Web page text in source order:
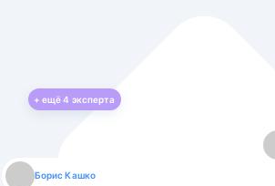
+ ещё4 эксперта
Борис Кашко
Юлия Изоитко
Александр Кулагин
Даниил Макаров
Екатерина Лазаренко